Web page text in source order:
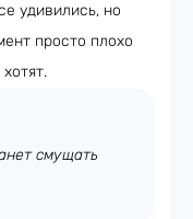
удивились, но
просто плохо
смущать